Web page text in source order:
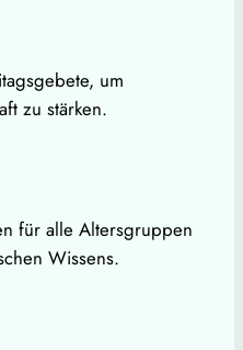
um
zu stärken.
für alle Altersgruppen
Wissens.